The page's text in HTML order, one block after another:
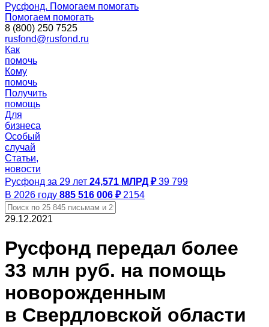
Русфонд. Помогаем помогать
Помогаем помогать
8 (800) 250 7525
rusfond@rusfond.ru
Как
помочь
Кому
помочь
Получить
помощь
Для
бизнеса
Особый
случай
Статьи,
новости
Русфонд за 29 лет 24,571 МЛРД ₽ 39 799
В 2026 году 885 516 006 ₽ 2154
29.12.2021
Русфонд передал более
33 млн руб. на помощь
новорожденным
в Свердловской области